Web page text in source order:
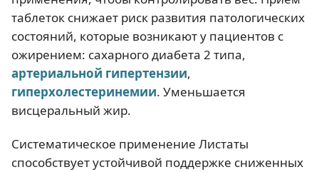
таблеток снижает риск развития патологических
состояний, которые возникают у пациентов с
ожирением: сахарного диабета 2 типа,
артериальной гипертензии,
гиперхолестеринемии. Уменьшается
висцеральный жир.
Систематическое применение Листаты
способствует устойчивой поддержке сниженных